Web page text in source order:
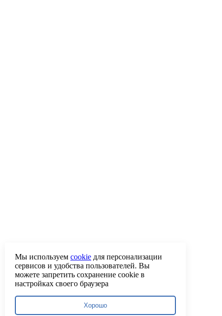
Мы используем cookie для персонализации
сервисов и удобства пользователей. Вы
можете запретить сохранение cookie в
настройках своего браузера
Хорошо